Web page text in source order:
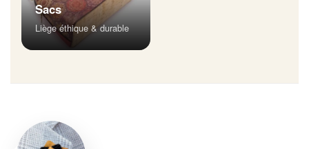
Sacs
Liège éthique & durable